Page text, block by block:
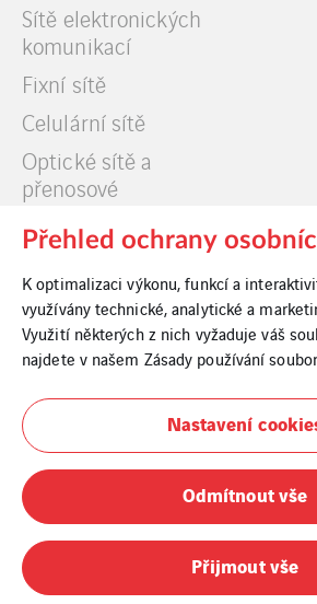
Sítě elektronických
komunikací
Fixní sítě
Celulární sítě
Optické sítě a
přenosové
Datová centra
Cookies
Právní informace
Whistleblowing
Informace o fúzi
Přehled ochrany
K optimalizaci výkonu, funkcí a
využívány technické, analytické a
Využití některých z nich vyžaduje váš
najdete v našem Zásady používání
Nastavení
Odmítnout vše
Přijmout vše